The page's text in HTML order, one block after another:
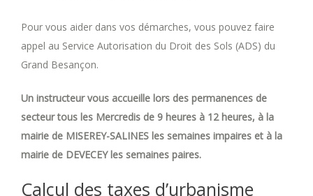
Pour vous aider dans vos démarches, vous pouvez faire
appel au Service Autorisation du Droit des Sols (ADS) du
Grand Besançon.
Un instructeur vous accueille lors des permanences de
secteur tous les Mercredis de 9 heures à 12 heures, à la
mairie de MISEREY-SALINES les semaines impaires et à la
mairie de DEVECEY les semaines paires.
Calcul des taxes d’urbanisme